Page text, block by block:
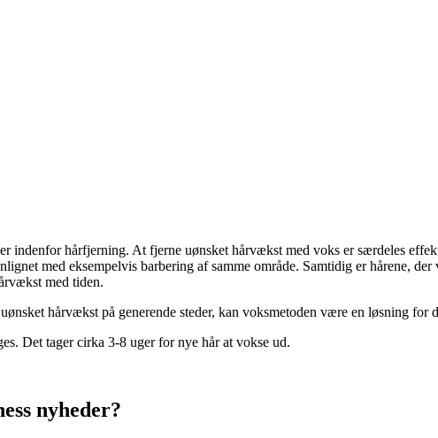
indenfor hårfjerning. At fjerne uønsket hårvækst med voks er særdeles
med eksempelvis barbering af samme område. Samtidig er hårene,
med tiden.
hårvækst på generende steder, kan voksmetoden være en løsning for
Det tager cirka 3-8 uger for nye hår at vokse ud.
nyheder?